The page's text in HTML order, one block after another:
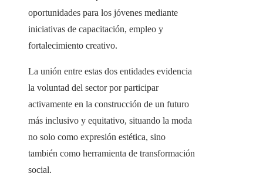
oportunidades para los jóvenes mediante
iniciativas de capacitación, empleo y
fortalecimiento creativo.
La unión entre estas dos entidades evidencia
la voluntad del sector por participar
activamente en la construcción de un futuro
más inclusivo y equitativo, situando la moda
no solo como expresión estética, sino
también como herramienta de transformación
social.